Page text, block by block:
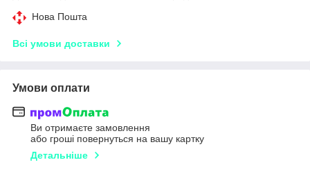
Нова Пошта
Всі умови доставки
Умови оплати
Ви отримаєте замовлення
або гроші повернуться на вашу картку
Детальніше